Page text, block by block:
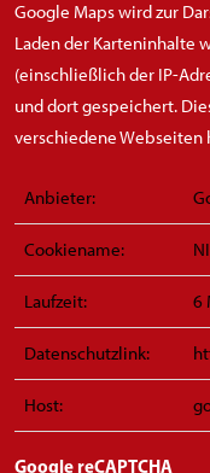
Google Maps wird zur
Laden der Karteninhalte
(einschließlich der IP-
und dort gespeichert.
verschiedene
Anbieter:
Cookiename:
Laufzeit: 6
Datenschutzlink:
Host:
Google reCAPTCHA